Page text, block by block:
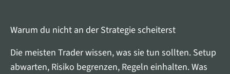
Warum du nicht an der Strategie scheiterst
Die meisten Trader wissen, was sie tun sollten. Setup
abwarten, Risiko begrenzen, Regeln einhalten. Was